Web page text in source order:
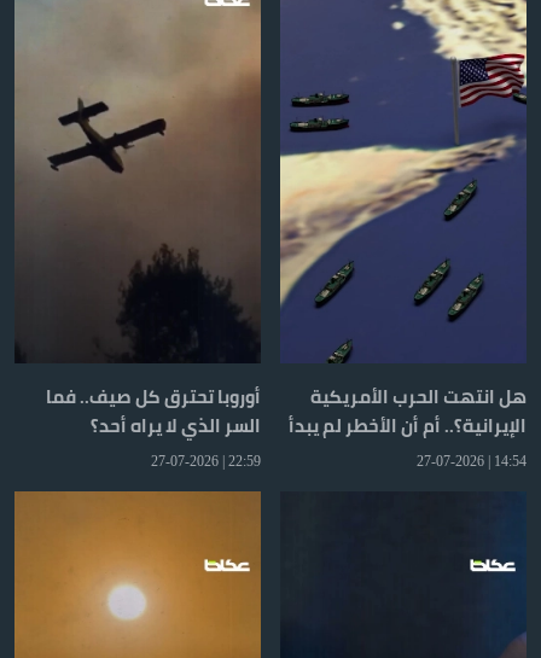
هل انتهت الحرب الأمريكية
الإيرانية؟.. أم أن الأخطر لم يبدأ
بعد؟
14:54 | 27-07-2026
أوروبا تحترق كل صيف.. فما
السر الذي لا يراه أحد؟
22:59 | 27-07-2026